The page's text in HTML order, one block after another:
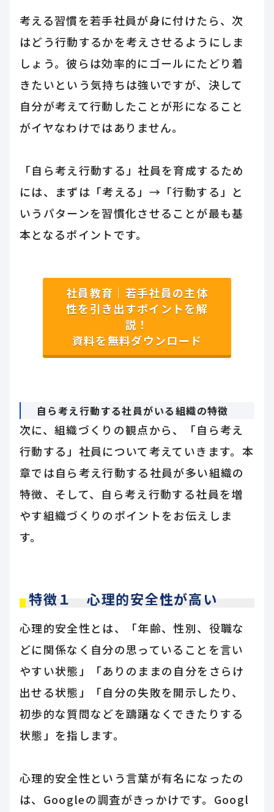
考える習慣を若手社員が身に付けたら、次
はどう行動するかを考えさせるようにしま
しょう。彼らは効率的にゴールにたどり着
きたいという気持ちは強いですが、決して
自分が考えて行動したことが形になること
がイヤなわけではありません。
「自ら考え行動する」社員を育成するため
には、まずは「考える」→「行動する」と
いうパターンを習慣化させることが最も基
本となるポイントです。
社員教育｜若手社員の主体
性を引き出すポイントを解
説！
資料を無料ダウンロード
自ら考え行動する社員がいる組織の特徴
次に、組織づくりの観点から、「自ら考え
行動する」社員について考えていきます。本
章では自ら考え行動する社員が多い組織の
特徴、そして、自ら考え行動する社員を増
やす組織づくりのポイントをお伝えしま
す。
特徴１ 心理的安全性が高い
心理的安全性とは、「年齢、性別、役職な
どに関係なく自分の思っていることを言い
やすい状態」「ありのままの自分をさらけ
出せる状態」「自分の失敗を開示したり、
初歩的な質問などを躊躇なくできたりする
状態」を指します。
心理的安全性という言葉が有名になったの
は、Googleの調査がきっかけです。Googl